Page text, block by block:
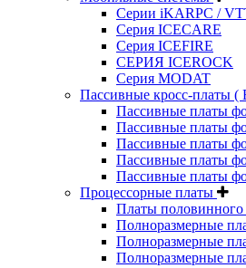
Серии iKARPC /
Серия ICECARE
Серия ICEFIRE
СЕРИЯ ICEROCK
Серия MODAT
Пассивные кросс-платы (
Пассивные платы
Пассивные платы
Пассивные платы
Пассивные платы
Пассивные платы
Процессорные платы
Платы половинного
Полноразмерные
Полноразмерные
Полноразмерные